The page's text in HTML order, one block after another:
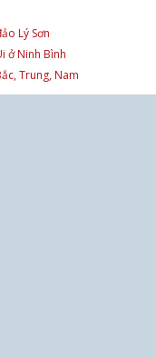
Lý Sơn
ở Ninh Bình
Trung, Nam